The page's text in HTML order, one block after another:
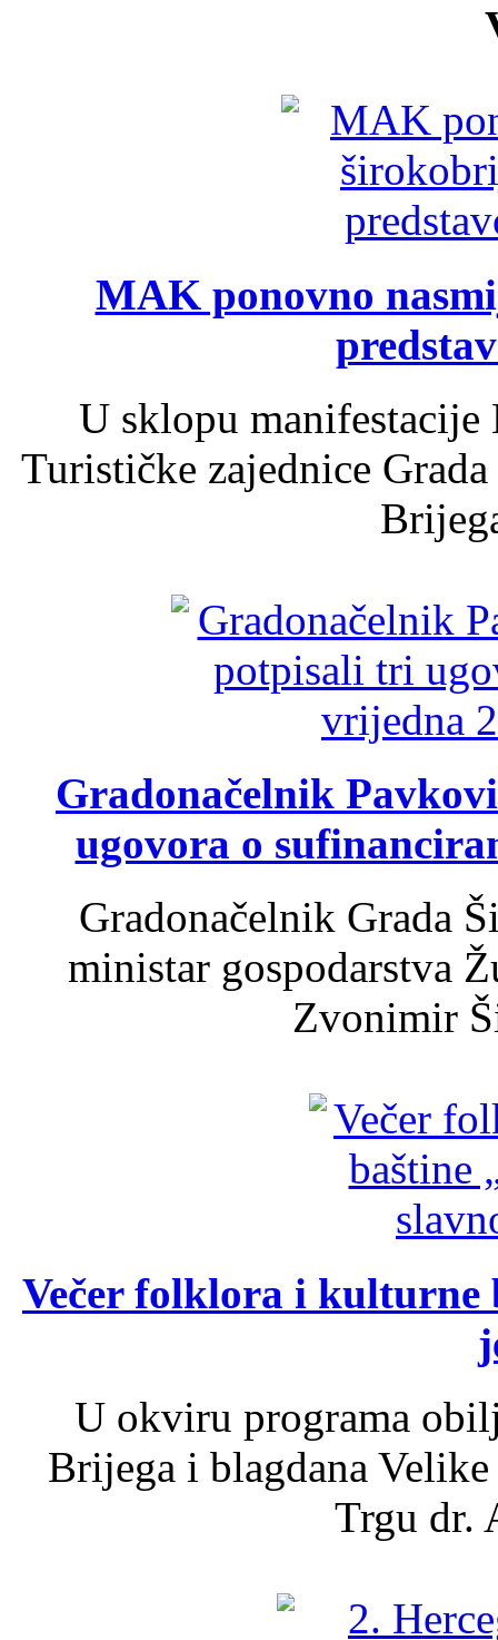
MAK ponovno
U sklopu
Turističke zajednice
Gradonačelnik
ugovora o
Gradonačelnik Grada
ministar gospodarstva
Zvonimir
Večer folklora i kulturne
U okviru programa
Brijega i blagdana
Trgu dr.